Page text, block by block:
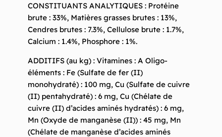
CONSTITUANTS ANALYTIQUES : Protéine
brute : 33%, Matières grasses brutes : 13%,
Cendres brutes : 7.3%, Cellulose brute : 1.7%,
Calcium : 1.4%, Phosphore : 1%.
ADDITIFS (au kg) : Vitamines : A Oligo-
éléments : Fe (Sulfate de fer (II)
monohydraté) : 100 mg, Cu (Sulfate de cuivre
(II) pentahydraté) : 6 mg, Cu (Chélate de
cuivre (II) d’acides aminés hydratés) : 6 mg,
Mn (Oxyde de manganèse (II)) : 45 mg, Mn
(Chélate de manganèse d’acides aminés